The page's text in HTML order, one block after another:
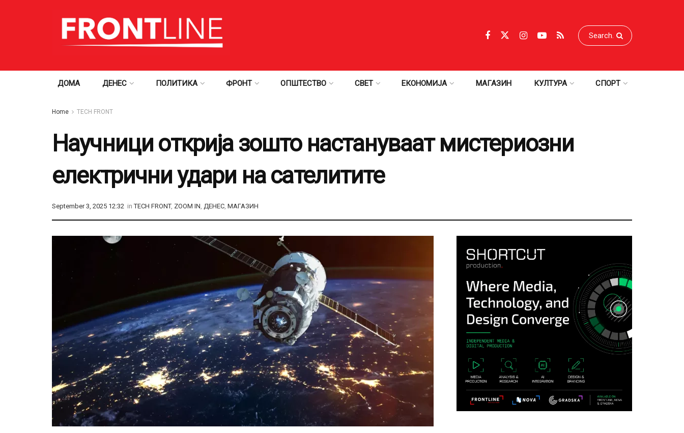
ДОМА ДЕНЕС ПОЛИТИКА ФРОНТ ОПШТЕСТВО СВЕТ ЕКОНОМИЈА МАГАЗИН КУЛТУРА СПОРТ
Home TECH FRONT
Научници открија зошто настануваат мистериозни
електрични удари на сателитите
September 3, 2025 12:32 in TECH FRONT, ZOOM IN, ДЕНЕС, МАГАЗИН